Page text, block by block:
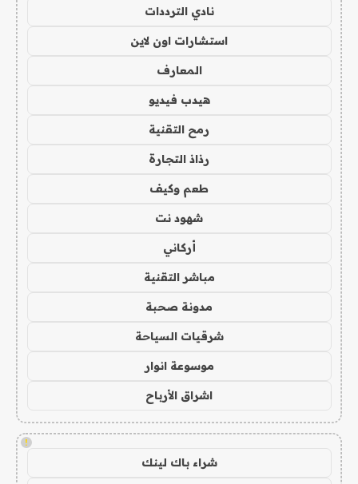
نادي الترددات
استشارات اون لاين
المعارف
هيدب فيديو
رمح التقنية
رذاذ التجارة
طعم وكيف
شهود نت
أركاني
مباشر التقنية
مدونة صحبة
شرقيات السياحة
موسوعة انوار
اشراق الأرباح
!
شراء باك لينك